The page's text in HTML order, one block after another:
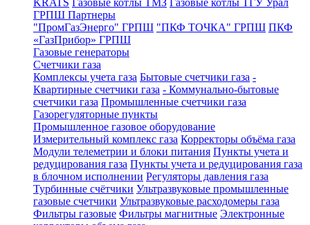
KRATS Газовые котлы ТМЗ Газовые котлы ТГУ Урал
ГРПШ Партнеры
"ПромГазЭнерго" ГРПШ "ПКФ ТОЧКА" ГРПШ ПКФ
«ГазПрибор» ГРПШ
Газовые генераторы
Счетчики газа
Комплексы учета газа Бытовые счетчики газа -
Квартирные счетчики газа - Коммунально-бытовые
счетчики газа Промышленные счетчики газа
Газорегуляторные пункты
Промышленное газовое оборудование
Измерительный комплекс газа Корректоры объёма газа
Модули телеметрии и блоки питания Пункты учета и
редуцирования газа Пункты учета и редуцирования газа
в блочном исполнении Регуляторы давления газа
Турбинные счётчики Ультразвуковые промышленные
газовые счетчики Ультразвуковые расходомеры газа
Фильтры газовые Фильтры магнитные Электронные